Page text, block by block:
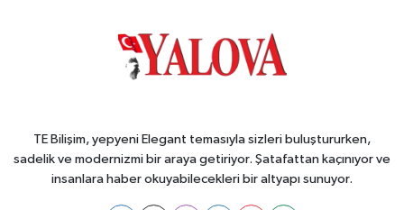
TE Bilişim, yepyeni Elegant temasıyla sizleri buluştururken,
sadelik ve modernizmi bir araya getiriyor. Şatafattan kaçınıyor ve
insanlara haber okuyabilecekleri bir altyapı sunuyor.